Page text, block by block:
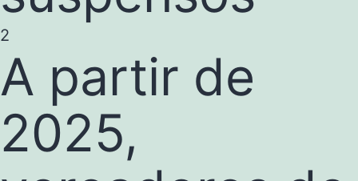
2
A partir de
2025,